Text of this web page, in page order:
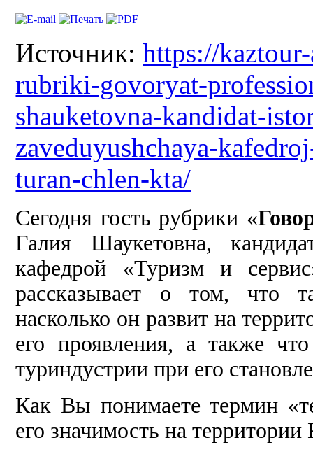
Источник:https://
rubriki-govoryat-
shauketovna-kandidat-
zaveduyushchaya-
turan-chlen-kta/
Сегодня гость рубрики «
Галия Шаукетовна,
кафедрой «Туризм и
рассказывает о том, что
насколько он развит на
его проявления, а также
туриндустрии при его
Как Вы понимаете термин
его значимость на территории